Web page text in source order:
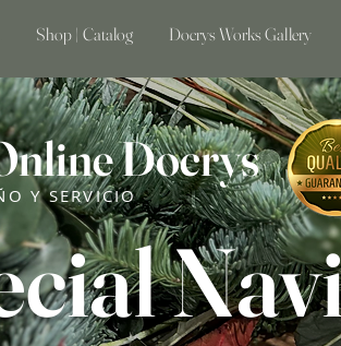
Shop | Catalog Docrys Works Gallery
Y SERVICIO
Docrys